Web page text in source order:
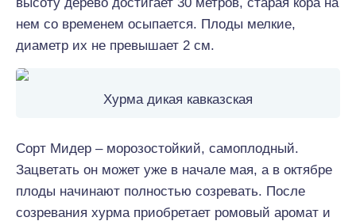
нем со временем осыпается. Плоды мелкие,
диаметр их не превышает 2 см.
Хурма дикая кавказская
Сорт Мидер – морозостойкий, самоплодный.
Зацветать он может уже в начале мая, а в октябре
плоды начинают полностью созревать. После
созревания хурма приобретает ромовый аромат и